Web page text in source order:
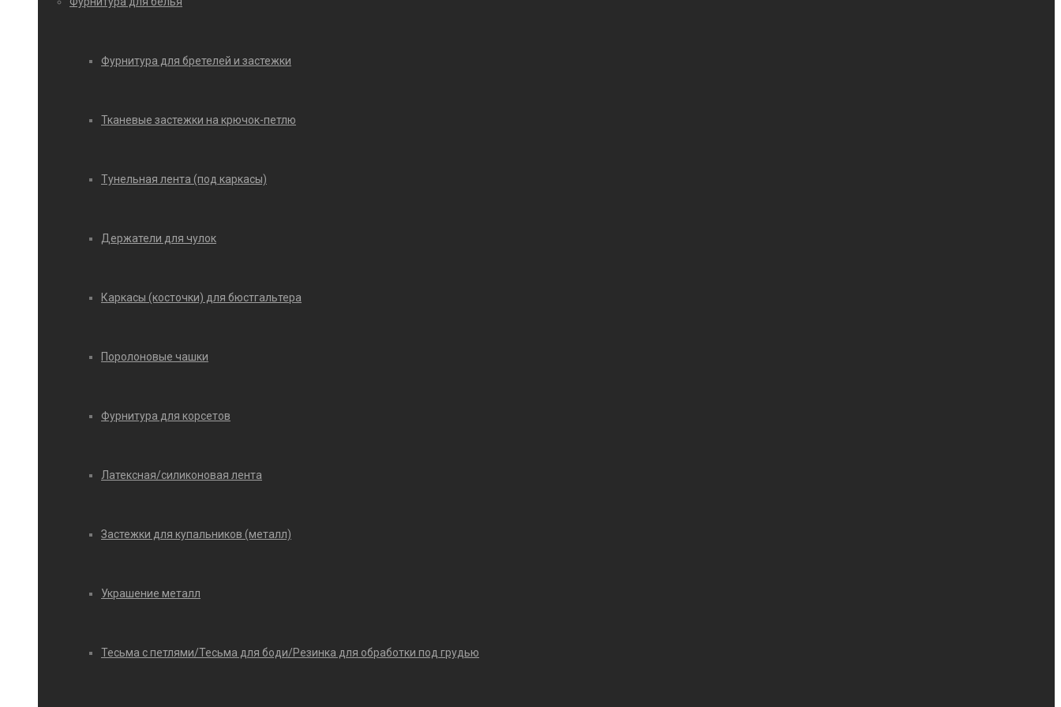
Фурнитура для бретелей и застежки
Тканевые застежки на крючок-петлю
Тунельная лента (под каркасы)
Держатели для чулок
Каркасы (косточки) для бюстгальтера
Поролоновые чашки
Фурнитура для корсетов
Латексная/силиконовая лента
Застежки для купальников (металл)
Украшение металл
Тесьма с петлями/Тесьма для боди/Резинка для обработки под грудью